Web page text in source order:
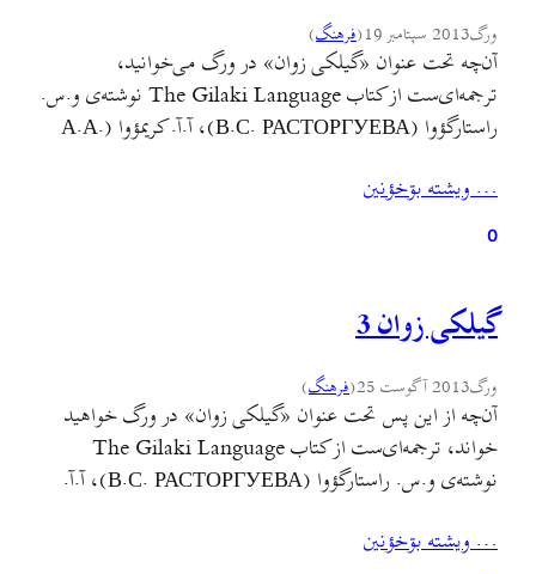
ورگ2013 سپتامبر 19 (فرهنگ)
آن‌چه تحت عنوان «گیلکی زوان» در ورگ می‌خوانید،
ترجمه‌ای‌ست از کتاب The Gilaki Language نوشته‌ی و.س.
راستارگؤوا (В.С. РАСТОРГУЕВА)، آ.آ. کریمؤوا (А.А.
… ويشته بۊخؤنين
0
گیلکی زوان 3
ورگ2013 آگوست 25 (فرهنگ)
آن‌چه از این پس تحت عنوان «گیلکی زوان» در ورگ خواهید
خواند، ترجمه‌ای‌ست از کتاب The Gilaki Language
نوشته‌ی و.س. راستارگؤوا (В.С. РАСТОРГУЕВА)، آ.آ.
… ويشته بۊخؤنين